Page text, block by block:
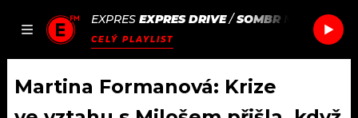
JAK
SEZNAM.CZ
EXPRES EXPRES DRIVE/SOMBR MY BODY
CELÝ PLAYLIST
Martina Formanová: Krize